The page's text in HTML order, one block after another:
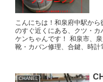
こんにちは！和泉府中駅か
のすぐ近くにある、クツ・
ケンちゃんです！ 和泉市、
靴・カバン修理、合鍵、時
CHANEL